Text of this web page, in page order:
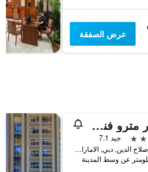
عرض الصفقة
ستار مترو فندق ديرة دبي
جيد 7.1
شارع صلاح الدين, دبي, الامارات العربية المتحدة